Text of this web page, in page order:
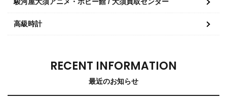
高級時計
RECENT INFORMATION
最近のお知らせ